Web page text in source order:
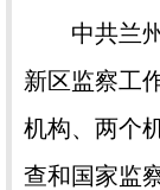
中共兰州
新区监察工
机构、两个
查和国家监